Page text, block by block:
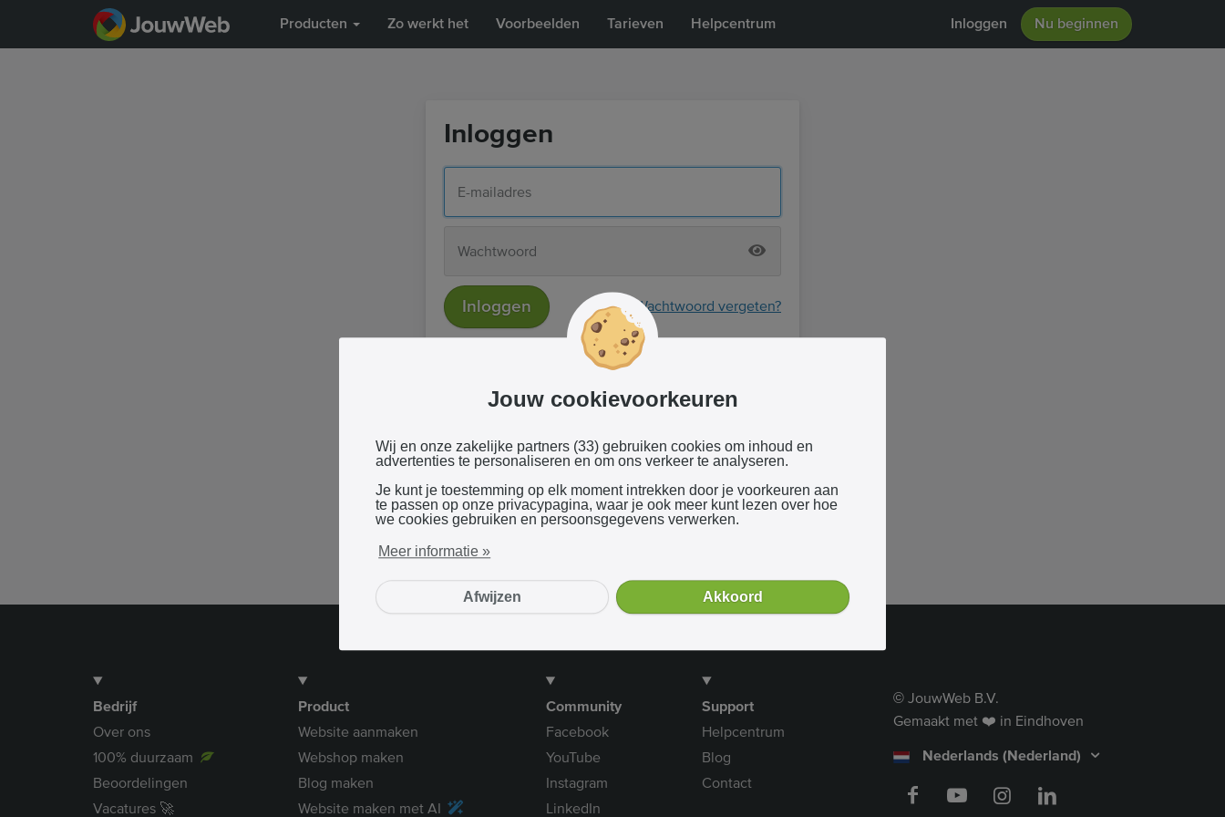
Producten Zo werkt het Voorbeelden Tarieven Helpcentrum Inloggen Nu beginnen
Inloggen
Inloggen Wachtwoord vergeten?
of
Bij gebruik van onze dienst ga je akkoord met onze
algemene voorwaarden
Bedrijf
Over ons
100% duurzaam
Beoordelingen
Vacatures 🚀
Product
Website aanmaken
Webshop maken
Blog maken
Website maken met AI
Community
Facebook
YouTube
Instagram
LinkedIn
Support
Helpcentrum
Blog
Contact
© JouwWeb B.V.
Gemaakt met ❤️ in Eindhoven
Nederlands (Nederland)
Jouw cookievoorkeuren
Wij en onze zakelijke partners (33) gebruiken cookies om inhoud en
advertenties te personaliseren en om ons verkeer te analyseren.
Je kunt je toestemming op elk moment intrekken door je voorkeuren aan
te passen op onze privacypagina, waar je ook meer kunt lezen over hoe
we cookies gebruiken en persoonsgegevens verwerken.
Meer informatie »
Afwijzen Akkoord